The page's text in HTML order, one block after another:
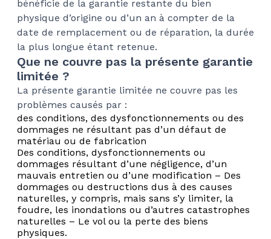
bénéficie de la garantie restante du bien
physique d’origine ou d’un an à compter de la
date de remplacement ou de réparation, la durée
la plus longue étant retenue.
Que ne couvre pas la présente garantie
limitée ?
La présente garantie limitée ne couvre pas les
problèmes causés par :
des conditions, des dysfonctionnements ou des
dommages ne résultant pas d’un défaut de
matériau ou de fabrication
Des conditions, dysfonctionnements ou
dommages résultant d’une négligence, d’un
mauvais entretien ou d’une modification – Des
dommages ou destructions dus à des causes
naturelles, y compris, mais sans s’y limiter, la
foudre, les inondations ou d’autres catastrophes
naturelles – Le vol ou la perte des biens
physiques.